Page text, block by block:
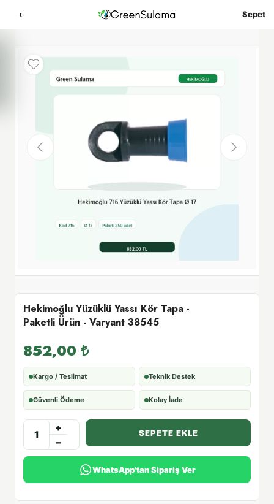
Hekimoğlu Yüzüklü Yassı Kör Tapa -
Paketli Ürün - Varyant 38545
852,00 ₺
Kargo / Teslimat Teknik Destek
Güvenli Ödeme Kolay İade
+
−
SEPETE EKLE
WhatsApp'tan Sipariş Ver
‹ Sepet